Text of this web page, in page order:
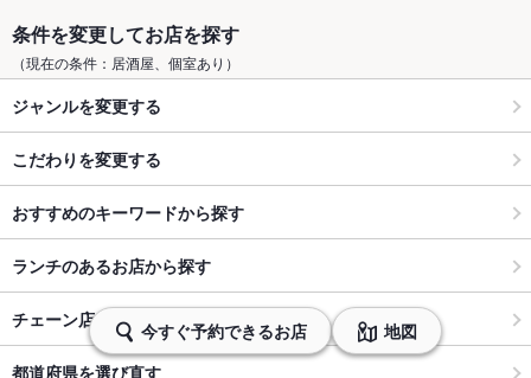
条件を変更してお店を探す
（現在の条件：居酒屋、個室あり）
ジャンルを変更する
こだわりを変更する
おすすめのキーワードから探す
ランチのあるお店から探す
チェーン店から探す
都道府県を選び直す
今すぐ予約できるお店 地図